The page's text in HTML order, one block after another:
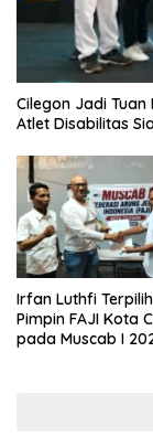
Cilegon Jadi Tuan
Atlet Disabilitas
Irfan Luthfi
Pimpin FAJI Kota
pada Muscab I